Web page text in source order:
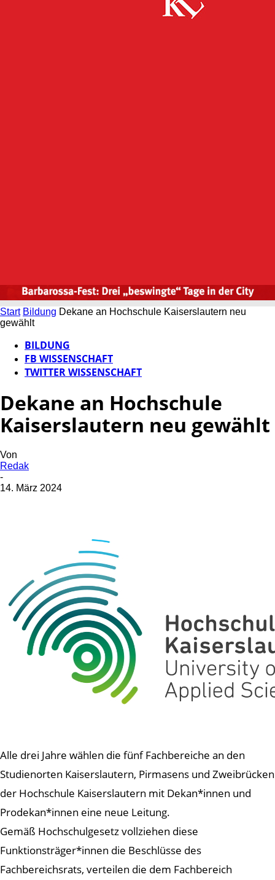
Start Bildung Dekane an Hochschule Kaiserslautern neu
gewählt
BILDUNG
FB WISSENSCHAFT
TWITTER WISSENSCHAFT
Dekane an Hochschule
Kaiserslautern neu gewählt
Von
Redak
-
14. März 2024
Alle drei Jahre wählen die fünf Fachbereiche an den
Studienorten Kaiserslautern, Pirmasens und Zweibrücken
der Hochschule Kaiserslautern mit Dekan*innen und
Prodekan*innen eine neue Leitung.
Gemäß Hochschulgesetz vollziehen diese
Funktionsträger*innen die Beschlüsse des
Fachbereichsrats, verteilen die dem Fachbereich